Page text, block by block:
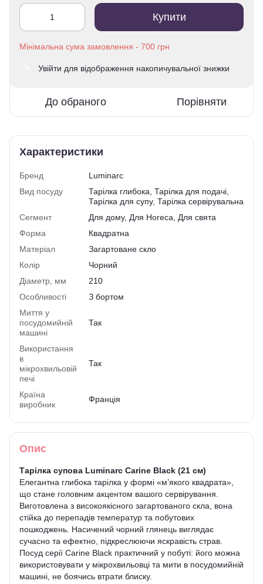
Купити
Увійти для відображення накопичувальної знижки
До обраного Порівняти
Характеристики
Бренд
Luminarc
Вид посуду
Тарілка глибока, Тарілка для подачі,
Тарілка для супу, Тарілка сервірувальна
Сегмент
Для дому, Для Horeca, Для свята
Форма
Квадратна
Матеріал
Загартоване скло
Колір
Чорний
Діаметр, мм
210
Особливості
З бортом
Миття у
посудомийній
машині
Так
Використання
в
мікрохвильовій
печі
Так
Країна
виробник
Франція
Опис
Тарілка супова Luminarc Carine Black (21 см)
Елегантна глибока тарілка у формі «м’якого квадрата»,
що стане головним акцентом вашого сервірування.
Виготовлена з високоякісного загартованого скла, вона
стійка до перепадів температур та побутових
пошкоджень. Насичений чорний глянець виглядає
сучасно та ефектно, підкреслюючи яскравість страв.
Посуд серії Carine Black практичний у побуті: його можна
використовувати у мікрохвильовці та мити в посудомийній
машині, не боячись втрати блиску.